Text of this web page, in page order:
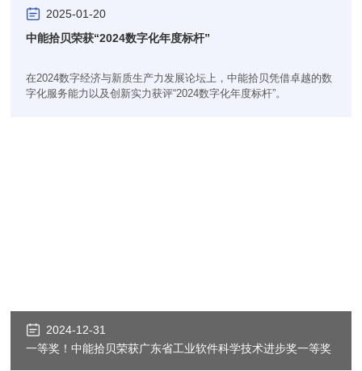
2025-01-20
中能拾贝荣获“2024数字化年度标杆”
在2024数字经济与新质生产力发展论坛上，中能拾贝凭借卓越的数
字化服务能力以及创新实力获评“2024数字化年度标杆”。
2024-12-31
一等奖！中能拾贝荣获广东省工业软件科学技术进步奖一等奖